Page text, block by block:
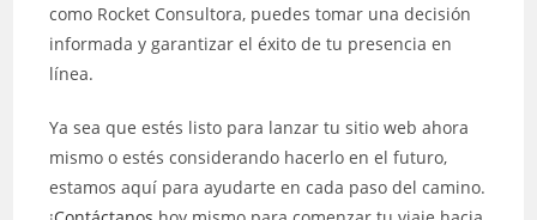
como Rocket Consultora, puedes tomar una decisión
informada y garantizar el éxito de tu presencia en
línea.
Ya sea que estés listo para lanzar tu sitio web ahora
mismo o estés considerando hacerlo en el futuro,
estamos aquí para ayudarte en cada paso del camino.